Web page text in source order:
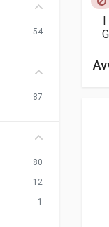
54
87
80
12
1
I